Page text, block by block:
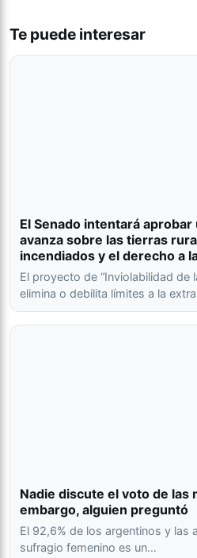
Te puede interesar
El Senado intentará
avanza sobre las tierras
incendiados y el derecho a
El proyecto de “Inviolabilidad de
elimina o debilita límites a la
Nadie discute el voto de las
embargo, alguien preguntó
El 92,6% de los argentinos y las
sufragio femenino es un…